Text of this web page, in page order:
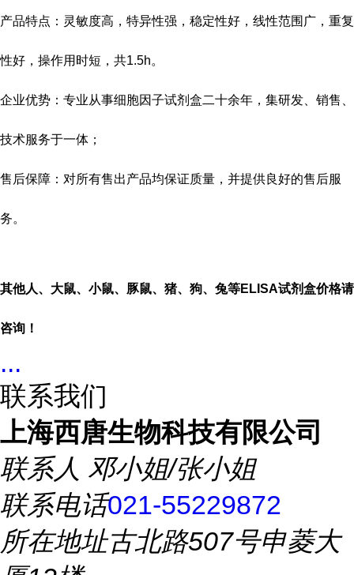
产品特点：灵敏度高，特异性强，稳定性好，线性范围广，重复
性好，操作用时短，共1.5h。
企业优势：专业从事细胞因子试剂盒二十余年，集研发、销售、
技术服务于一体；
售后保障：对所有售出产品均保证质量，并提供良好的售后服
务。
其他人、大鼠、小鼠、豚鼠、猪、狗、兔等ELISA试剂盒价格请
咨询！
...
联系我们
上海西唐生物科技有限公司
联系人 邓小姐/张小姐
联系电话021-55229872
所在地址古北路507号申菱大